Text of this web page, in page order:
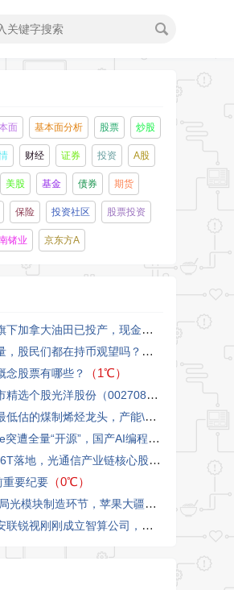
面 基本面分析 股票 炒股
财经 证券 投资 A股
美股 基金 债券 期货
保险 投资社区 股票投资
锗业 京东方A
贝肯能源：旗下加拿大油田已投产，现金奶牛正式启航
（
个股大幅缩量，股民们都在持币观望吗？
（1℃）
念股票有哪些？
（1℃）
7.29牛股集市精选个股光洋股份（002708）
诚志股份，最低估的煤制烯烃龙头，产能\u002F市值的比值第一
Claude Code突遭全量“开源”，国产AI编程将迎来爆发增长！
供需错配+1.6T落地，光通信产业链核心股票梳理
（0℃）
重要纪要（0℃）
宇瞳光学:入局光模块制造环节，苹果大疆链景气度修复
康惠股份、安联锐视刚刚成立智算公司，目前正在积极落实相关订单和洽商贷款等事宜